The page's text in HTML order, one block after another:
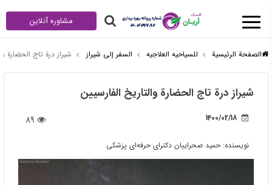
مشاوره آنلاین
الصفحة الرئيسية للسیاحیه العلاجیه السفر إلى شيراز شيراز درة تاج الحضارة
شيراز درة تاج الحضارة والتاريخ الفارسيين
1400/02/18
نویسنده: حمید صحراییان دکترای حرفه‌ای پزشکی